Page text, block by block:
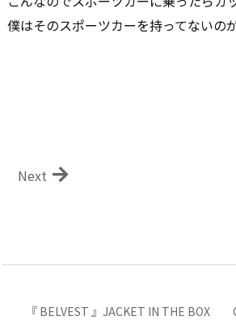
僕はそのスポーツカーを持ってないの
Next
『 BELVEST 』JACKET IN THE BOX